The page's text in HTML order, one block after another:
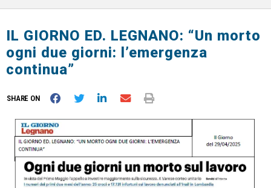
IL GIORNO ED. LEGNANO: “Un morto
ogni due giorni: l’emergenza
continua”
SHARE ON